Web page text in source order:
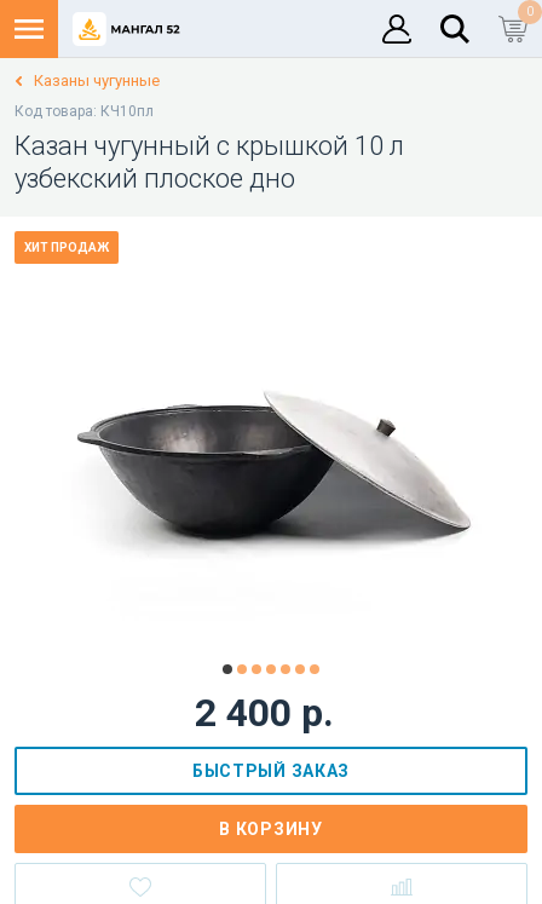
0
Казаны чугунные
Код товара: КЧ10пл
Казан чугунный с крышкой 10 л
узбекский плоское дно
ХИТ ПРОДАЖ
2 400 р.
БЫСТРЫЙ ЗАКАЗ
В КОРЗИНУ